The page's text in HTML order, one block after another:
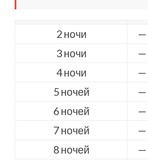
2 ночи —
3 ночи
—
4 ночи
—
5 ночей
—
6 ночей
—
7 ночей
—
8 ночей
—